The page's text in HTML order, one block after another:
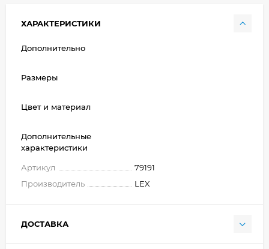
ХАРАКТЕРИСТИКИ
Дополнительно
Размеры
Цвет и материал
Дополнительные
характеристики
Артикул
79191
Производитель
LEX
ДОСТАВКА